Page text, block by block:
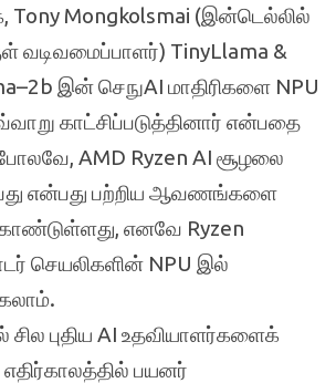
Tony Mongkolsmai (இன்டெல்லில்
வடிவமைப்பாளர்) TinyLlama &
இன் செநுAI மாதிரிகளை NPU
காட்சிப்படுத்தினார் என்பதை
AMD Ryzen AI சூழலை
என்பது பற்றிய ஆவணங்களை
எனவே Ryzen
செயலிகளின் NPU இல்
புதிய AI உதவியாளர்களைக்
பயனர்